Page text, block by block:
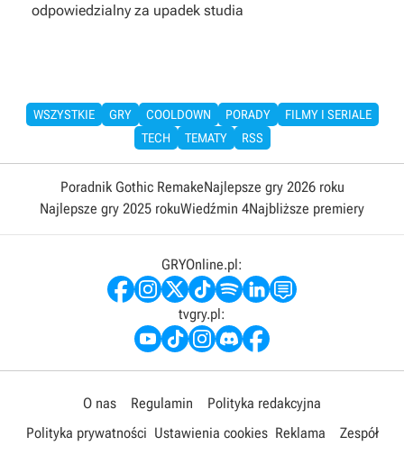
odpowiedzialny za upadek studia
WSZYSTKIE GRY COOLDOWN PORADY
FILMY I SERIALE
TECH
TEMATY RSS
Poradnik Gothic RemakeNajlepsze gry 2026 roku
Najlepsze gry 2025 rokuWiedźmin 4Najbliższe premiery
GRYOnline.pl:
tvgry.pl:
O nas Regulamin
Polityka redakcyjna
Polityka prywatności Ustawienia cookies Reklama
Zespół